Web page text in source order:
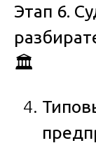
Этап 6.
🏛️